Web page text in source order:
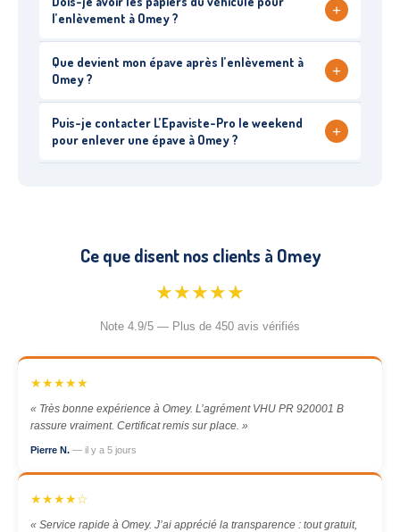
l’enlèvement à Omey ?
+
Que devient mon épave après l’enlèvement à
Omey ?
+
Puis-je contacter L’Epaviste-Pro le weekend
pour enlever une épave à Omey ?
+
Ce que disent nos clients à Omey
★★★★★
Note 4.9/5 — Plus de 450 avis vérifiés
★★★★★
« Très bonne expérience à Omey. L’agrément VHU PR 920001 B
rassure vraiment. Certificat remis sur place. »
Pierre N. — il y a 5 jours
★★★★☆
« Service rapide à Omey. J’ai apprécié la transparence : tout gratuit,